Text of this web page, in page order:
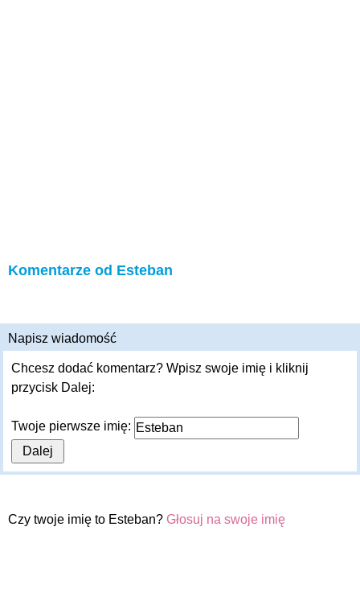
Komentarze od Esteban
Napisz wiadomość
Chcesz dodać komentarz? Wpisz swoje imię i kliknij
przycisk Dalej:
Twoje pierwsze imię:
Czy twoje imię to Esteban? Głosuj na swoje imię